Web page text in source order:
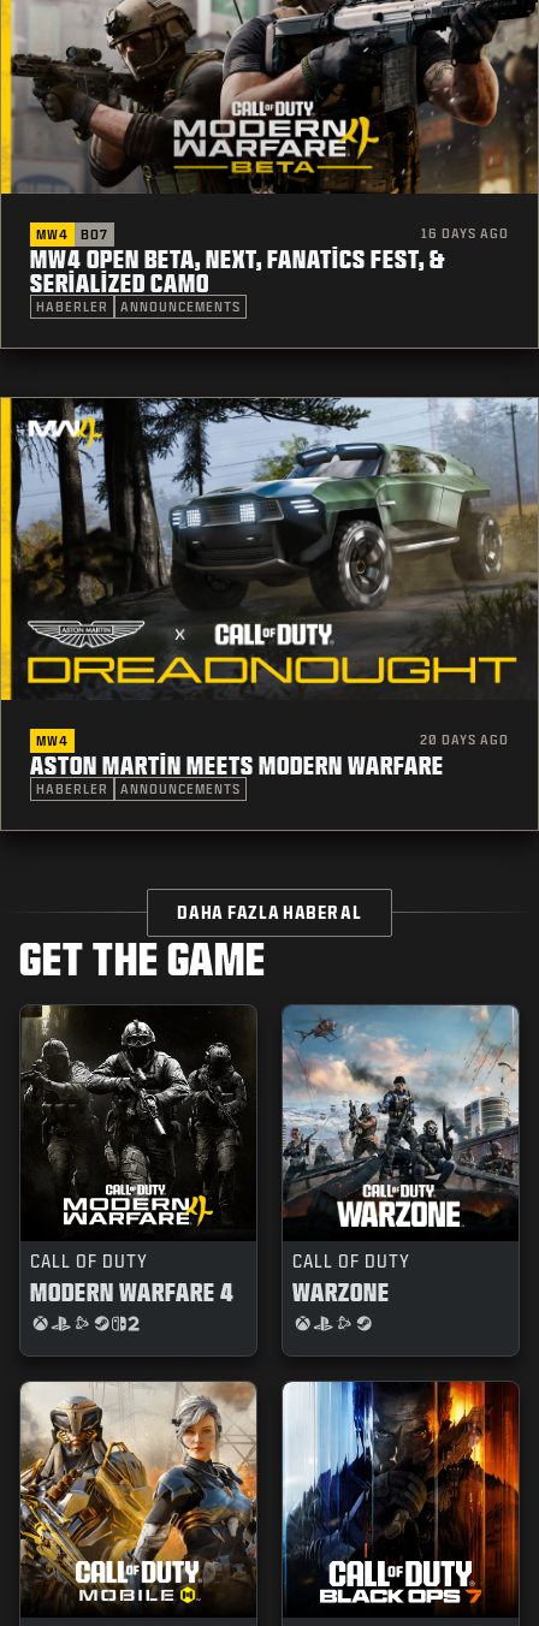
MW4 BO7 16 DAYS AGO
MW4 OPEN BETA, NEXT, FANATICS FEST, &
SERIALIZED CAMO
HABERLER ANNOUNCEMENTS
MW4 20 DAYS AGO
ASTON MARTIN MEETS MODERN WARFARE
HABERLER ANNOUNCEMENTS
DAHA FAZLA HABER AL
GET THE GAME
CALL OF DUTY
MODERN WARFARE 4
CALL OF DUTY
WARZONE